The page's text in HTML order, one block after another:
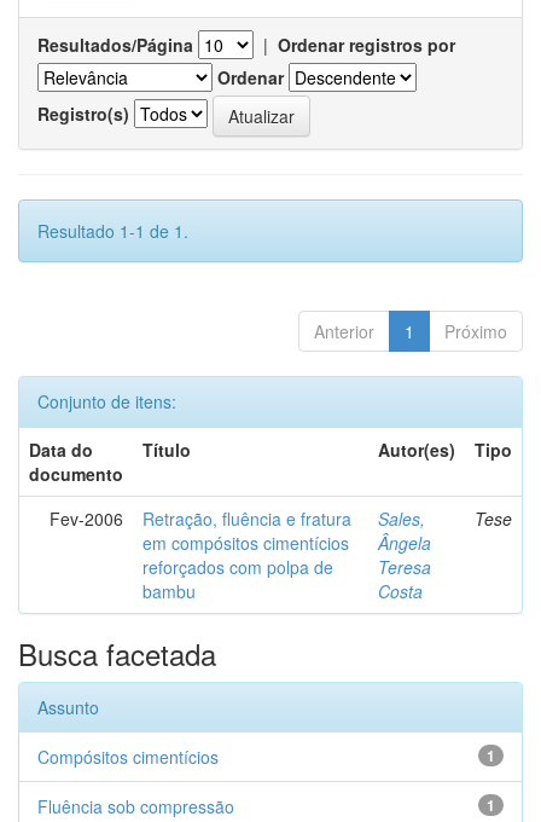
Resultados/Página | Ordenar registros por
Ordenar
Registro(s)
Resultado 1-1 de 1.
Anterior 1 Próximo
Conjunto de itens:
Data do
documento
Título Autor(es) Tipo
Fev-2006
Retração, fluência e fratura
em compósitos cimentícios
reforçados com polpa de
bambu
Sales,
Ângela
Teresa
Costa
Tese
Busca facetada
Assunto
1
Compósitos cimentícios
1
Fluência sob compressão